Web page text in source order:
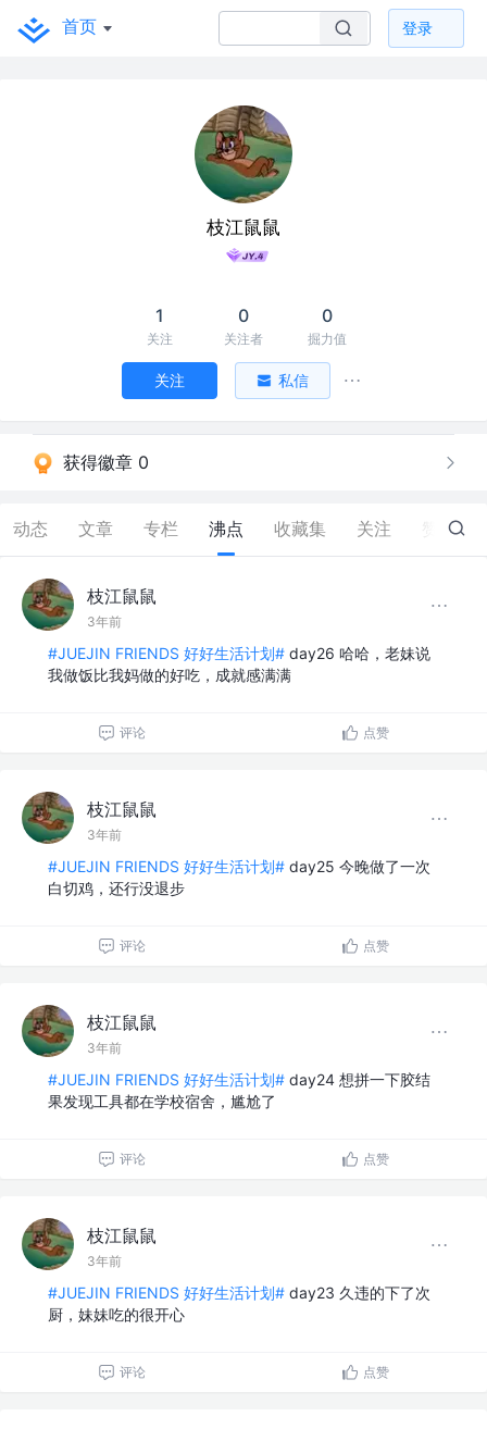
首页 登录
枝江鼠鼠
1
关注
0
关注者
0
掘力值
关注 私信
获得徽章 0
动态 文章 专栏 沸点 收藏集 关注 0
枝江鼠鼠
3年前
#JUEJIN FRIENDS 好好生活计划# day26 哈哈，老妹说
我做饭比我妈做的好吃，成就感满满
评论 点赞
枝江鼠鼠
3年前
#JUEJIN FRIENDS 好好生活计划# day25 今晚做了一次
白切鸡，还行没退步
评论 点赞
枝江鼠鼠
3年前
#JUEJIN FRIENDS 好好生活计划# day24 想拼一下胶结
果发现工具都在学校宿舍，尴尬了
评论 点赞
枝江鼠鼠
3年前
#JUEJIN FRIENDS 好好生活计划# day23 久违的下了次
厨，妹妹吃的很开心
评论 点赞